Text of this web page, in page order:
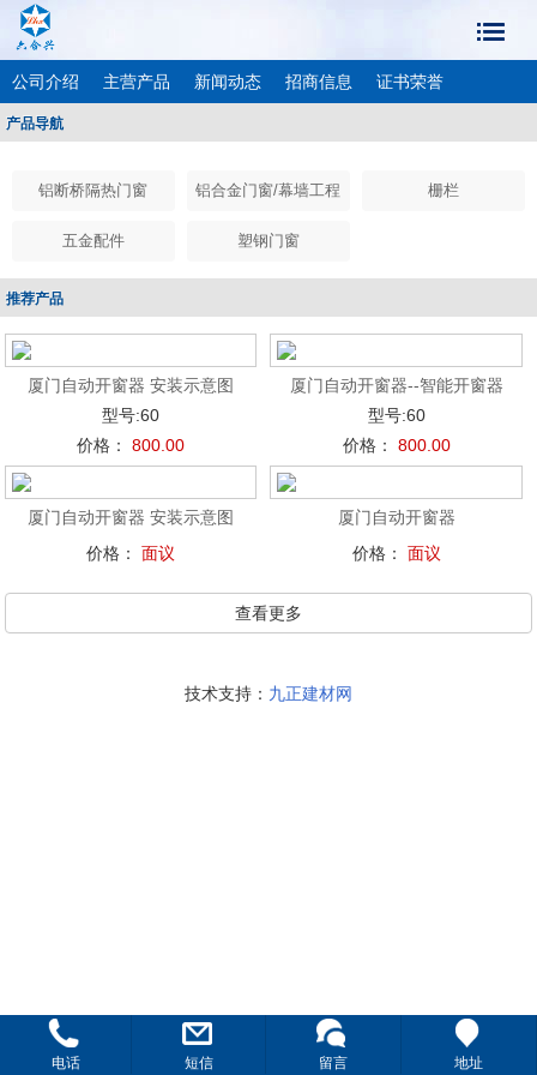
公司介绍 主营产品 新闻动态 招商信息 证书荣誉
成功案例
产品导航
铝断桥隔热门窗 铝合金门窗/幕墙工程 栅栏
五金配件 塑钢门窗
推荐产品
厦门自动开窗器 安装示意图
型号:60
价格： 800.00
厦门自动开窗器--智能开窗器
型号:60
价格： 800.00
厦门自动开窗器 安装示意图
价格： 面议
厦门自动开窗器
价格： 面议
查看更多
技术支持： 九正建材网
电话 短信 留言 地址